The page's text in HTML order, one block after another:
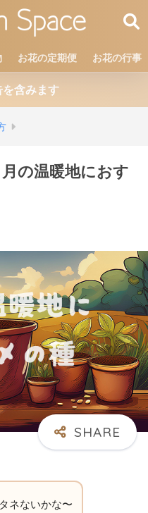
お花の定期便 お花の行事
含みます
の温暖地におす
ネないかな〜